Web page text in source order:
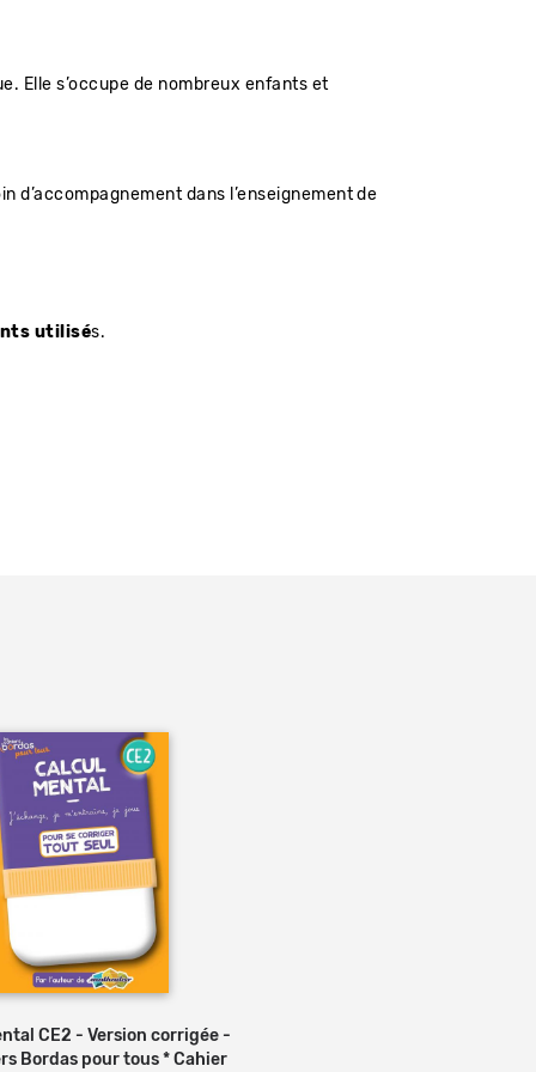
Elle s’occupe de nombreux enfants et
d’accompagnement dans l’enseignement de
utilisés.
CE2 - Version corrigée -
Bordas pour tous * Cahier